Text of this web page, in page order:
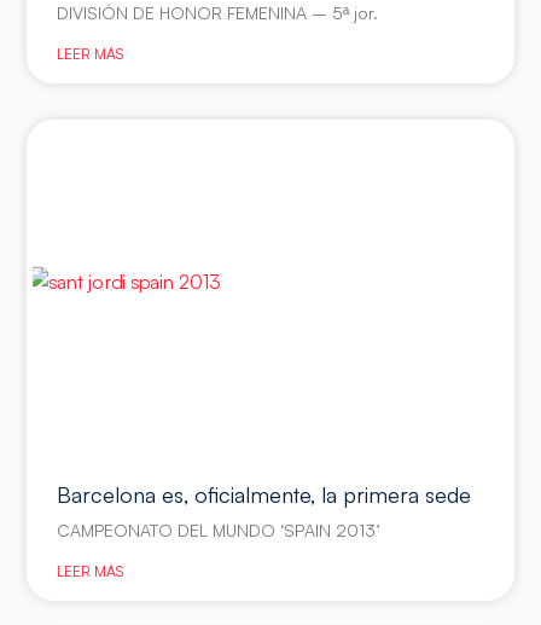
DIVISIÓN DE HONOR FEMENINA – 5ª jor.
LEER MÁS
Barcelona es, oficialmente, la primera sede
CAMPEONATO DEL MUNDO ‘SPAIN 2013’
LEER MÁS